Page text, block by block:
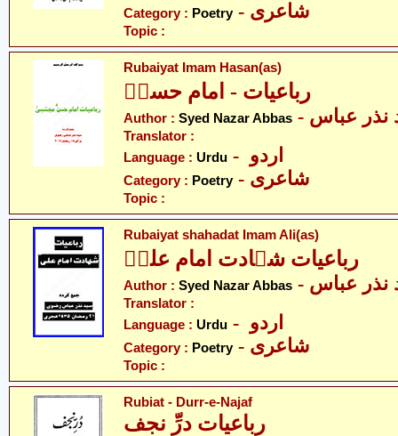
Category : Poetry - شاعری
Topic :
Rubaiyat Imam Hasan(as)
رباعیات - امام حسنؑ
Author : Syed Nazar Abbas نذر عباس
Translator :
Language : Urdu
Category : Poetry - شاعری
Topic :
Rubaiyat shahadat Imam Ali(as)
رباعیات شہادت امام علیؑ
Author : Syed Nazar Abbas نذر عباس
Translator :
Language : Urdu
Category : Poetry - شاعری
Topic :
Rubiat - Durr-e-Najaf
رباعیات درِّ نجف